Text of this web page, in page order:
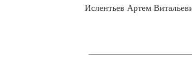
Ислентьев Артем